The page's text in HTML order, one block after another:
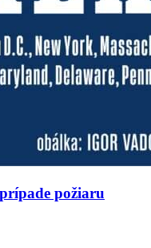
požiaru